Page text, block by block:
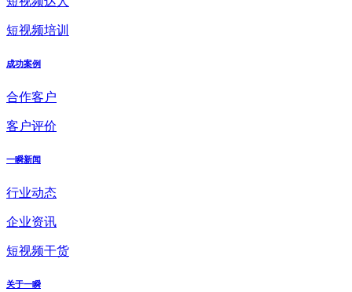
短视频培训
成功案例
合作客户
客户评价
一瞬新闻
行业动态
企业资讯
短视频干货
关于一瞬